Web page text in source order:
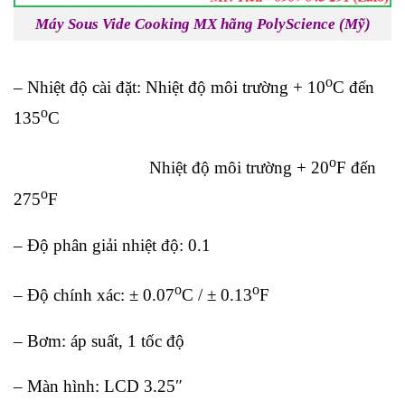
Máy Sous Vide Cooking MX hãng PolyScience (Mỹ)
– Nhiệt độ cài đặt: Nhiệt độ môi trường + 10oC đến
135oC
Nhiệt độ môi trường + 20oF đến
275oF
– Độ phân giải nhiệt độ: 0.1
– Độ chính xác: ± 0.07oC / ± 0.13oF
– Bơm: áp suất, 1 tốc độ
– Màn hình: LCD 3.25″